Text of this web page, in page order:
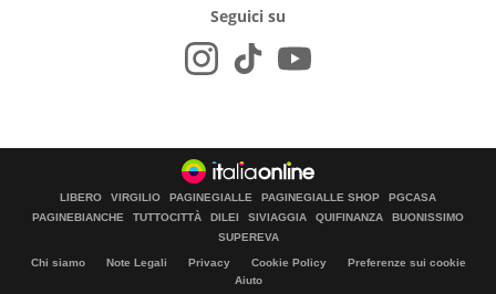
Seguici su
LIBERO VIRGILIO PAGINEGIALLE PAGINEGIALLE SHOP
PGCASA
PAGINEBIANCHE
TUTTOCITTÀ DILEI SIVIAGGIA QUIFINANZA
BUONISSIMO
SUPEREVA
Chi siamo Note Legali Privacy Cookie Policy
Preferenze sui cookie
Aiuto